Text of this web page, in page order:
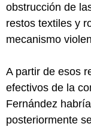
obstrucción de
restos textiles y
mecanismo
A partir de esos
efectivos de la
Fernández
posteriormente